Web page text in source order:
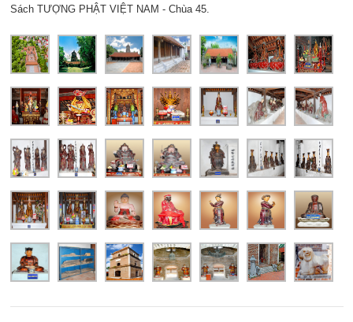
Sách TƯỢNG PHẬT VIỆT NAM - Chùa 45.